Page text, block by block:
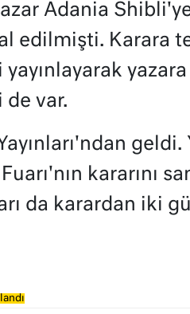
Adania
edilmişti. Karara
yayınlayarak
de var.
kararını
da karardan iki